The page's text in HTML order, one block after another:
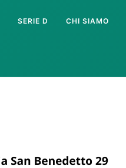
SERIE D CHI SIAMO